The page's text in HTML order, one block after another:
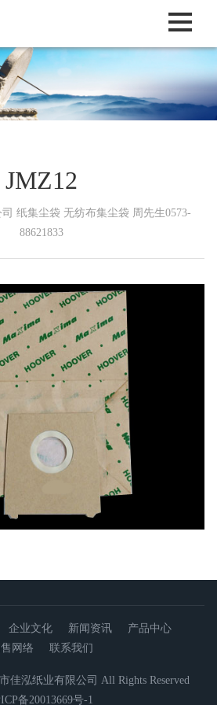
JMZ12
纸集尘袋 无纺布集尘袋 周先生0573-
88621833
企业文化 新闻资讯
产品中心
网络
联系我们
佳泓纸业有限公司 All Rights Reserved
备20013669号-1